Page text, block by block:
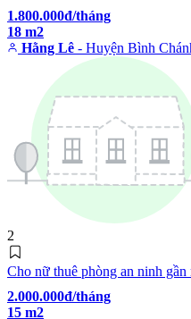
1.800.000đ/tháng
18 m2
Hằng Lê - Huyện Bình
2
Cho nữ thuê phòng an ninh
2.000.000đ/tháng
15 m2